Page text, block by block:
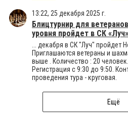
13:22, 25 декабря 2025 г.
Блицтурнир для
уровня пройдет в СК «Луч»
... декабря в СК "Луч" пройдет
Приглашаются ветераны и
выше . Количество : 20
Регистрация с 9:30 до 9:50.
проведения тура - круговая.
Ещё